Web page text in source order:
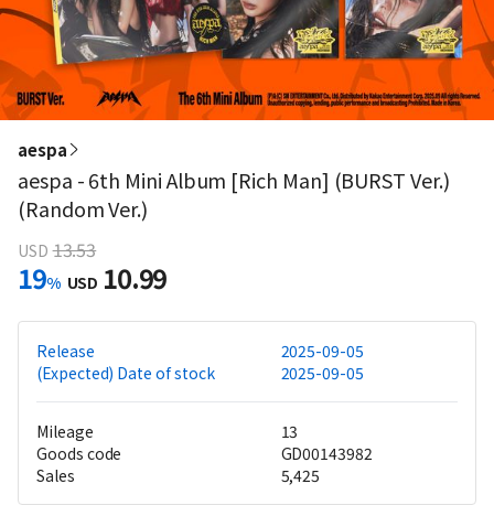
aespa
aespa - 6th Mini Album [Rich Man] (BURST Ver.)
(Random Ver.)
USD 13.53
19% USD 10.99
Release
2025-09-05
(Expected) Date of stock
2025-09-05
Mileage
13
Goods code
GD00143982
Sales
5,425